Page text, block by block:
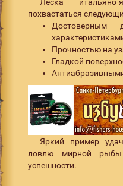
похвастаться
Достоверным
Прочностью на
Гладкой
Яркий пример
ловлю мирной
успешности.